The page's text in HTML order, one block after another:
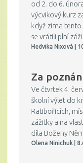
od 2. do 6.
výcvikový kurz
když zima
se vrátili plní
Hedvika Nixová |
Za
Ve čtvrtek 4.
školní výlet do
Ratibořicích,
zážitky a na
díla Boženy
Olena Ninichuk |